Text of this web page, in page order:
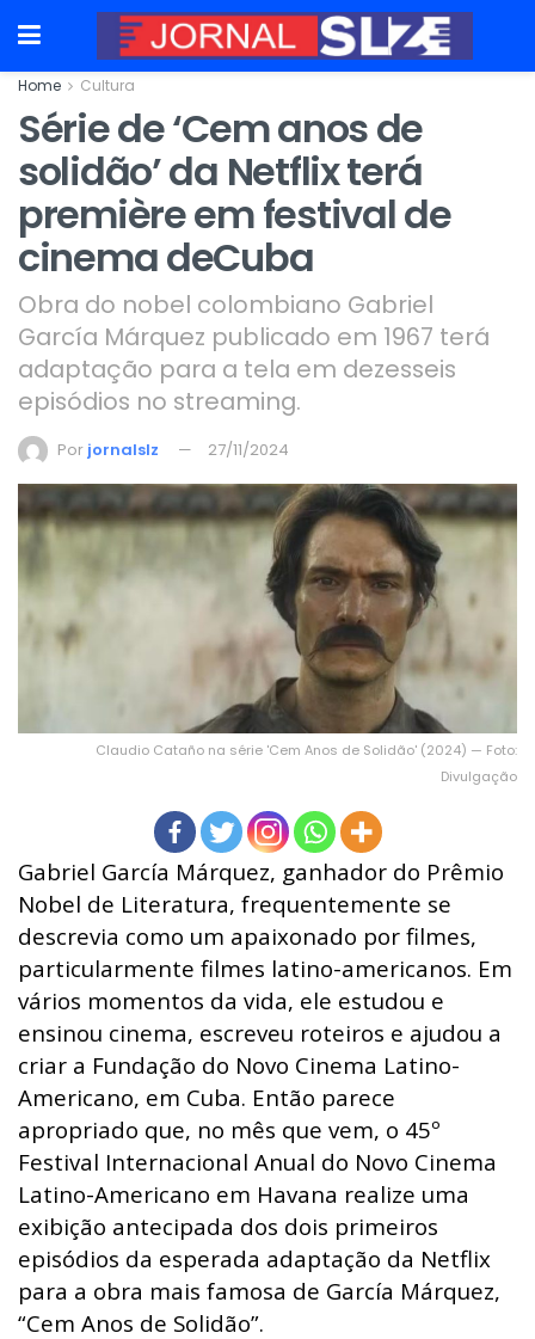
Home Cultura
Série de ‘Cem anos de
solidão’ da Netflix terá
première em festival de
cinema deCuba
Obra do nobel colombiano Gabriel
García Márquez publicado em 1967 terá
adaptação para a tela em dezesseis
episódios no streaming.
Por jornalslz 27/11/2024
Claudio Cataño na série 'Cem Anos de Solidão' (2024) — Foto:
Divulgação
Gabriel García Márquez, ganhador do Prêmio
Nobel de Literatura, frequentemente se
descrevia como um apaixonado por filmes,
particularmente filmes latino-americanos. Em
vários momentos da vida, ele estudou e
ensinou cinema, escreveu roteiros e ajudou a
criar a Fundação do Novo Cinema Latino-
Americano, em Cuba. Então parece
apropriado que, no mês que vem, o 45º
Festival Internacional Anual do Novo Cinema
Latino-Americano em Havana realize uma
exibição antecipada dos dois primeiros
episódios da esperada adaptação da Netflix
para a obra mais famosa de García Márquez,
“Cem Anos de Solidão”.